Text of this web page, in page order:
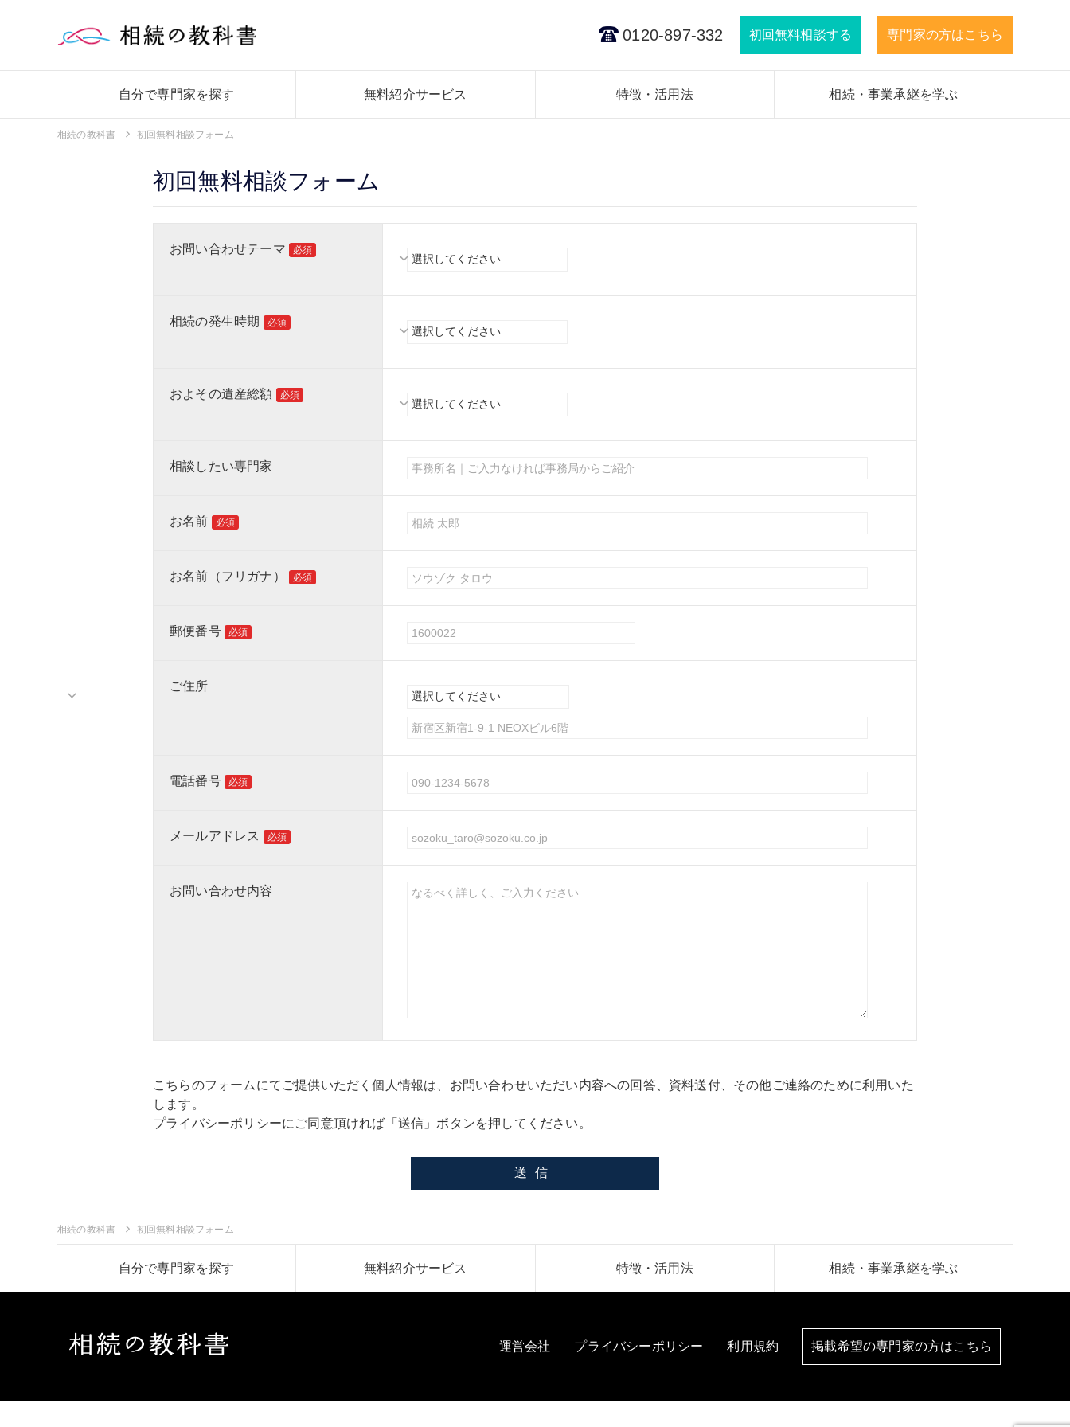
0120-897-332 初回無料相談する 専門家の方はこちら
自分で専門家を探す 無料紹介サービス 特徴・活用法 相続・事業承継を学ぶ
相続の教科書 初回無料相談フォーム
初回無料相談フォーム
お問い合わせテーマ 必須
相続の発生時期 必須
およその遺産総額 必須
相談したい専門家
お名前 必須
お名前（フリガナ） 必須
郵便番号 必須
ご住所
電話番号 必須
メールアドレス 必須
お問い合わせ内容
こちらのフォームにてご提供いただく個人情報は、お問い合わせいただい内容への回答、資料送付、その他ご連絡のために利用いた
します。
プライバシーポリシーにご同意頂ければ「送信」ボタンを押してください。
相続の教科書 初回無料相談フォーム
自分で専門家を探す 無料紹介サービス 特徴・活用法 相続・事業承継を学ぶ
運営会社 プライバシーポリシー 利用規約 掲載希望の専門家の方はこちら